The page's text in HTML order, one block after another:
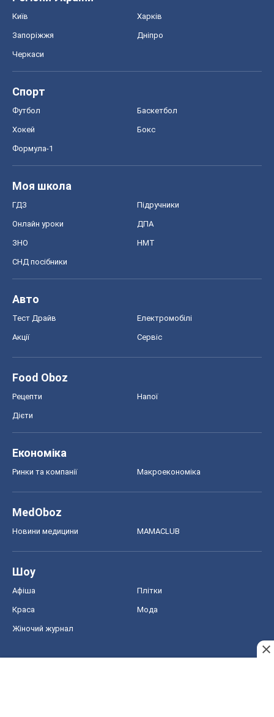
Регіони України
Київ
Запоріжжя Дніпро
Черкаси
Спорт
Футбол
Хокей Бокс
Формула-1
Моя школа
ГДЗ Підручники
Онлайн уроки
ЗНО НМТ
СНД посібники
Авто
Тест Драйв Електромобілі
Акції
Food Oboz
Рецепти Напої
Дієти
Економіка
Ринки та компанії
MedOboz
Новини медицини
Шоу
Афіша